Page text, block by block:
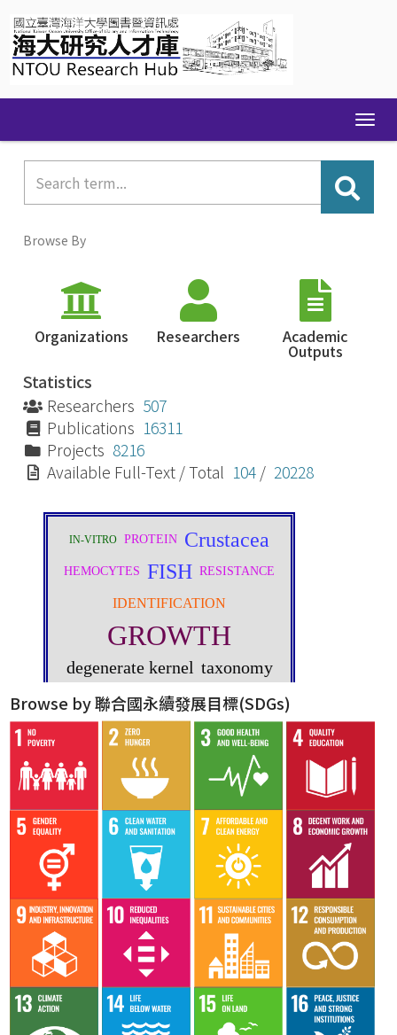
navigation
Browse By
Organizations Researchers Academic
Outputs
Statistics
Researchers 507
Publications 16311
Projects 8216
Available Full-Text / Total 104 / 20228
Browse by 聯合國永續發展目標(SDGs)